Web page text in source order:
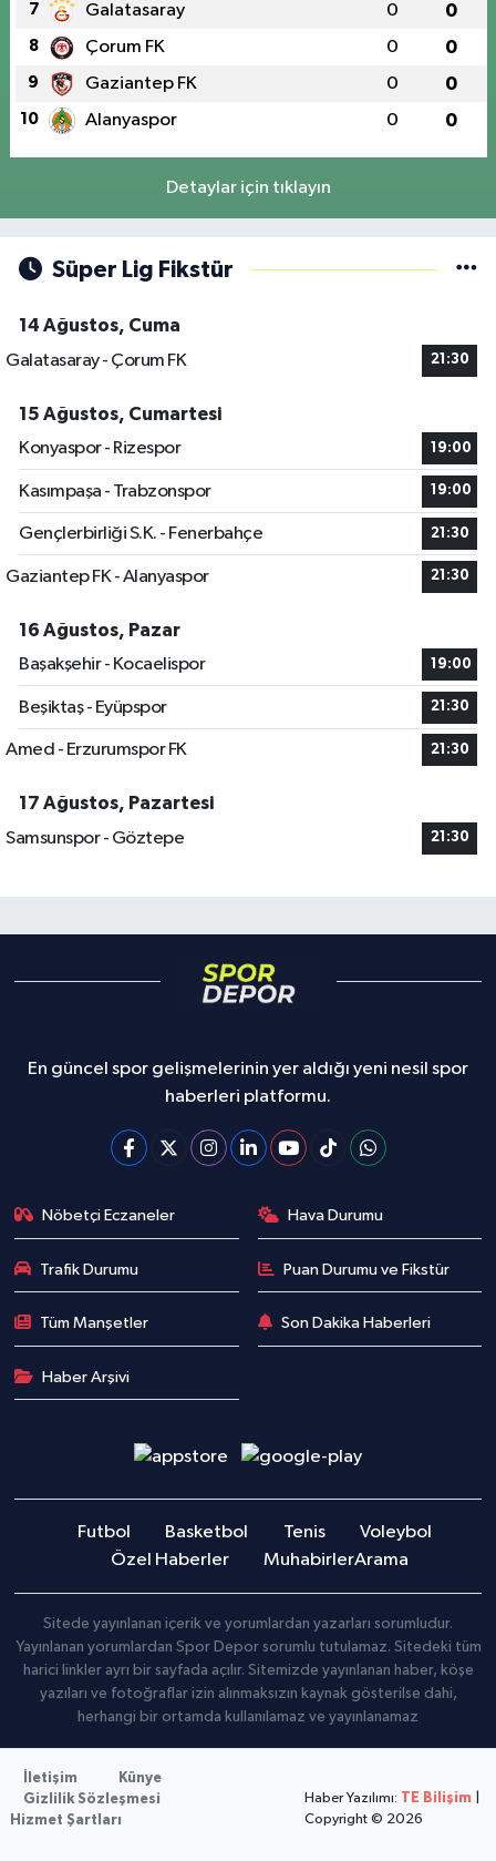
7 Galatasaray 0 0
8 Çorum FK 0 0
9 Gaziantep FK 0 0
10 Alanyaspor 0 0
Detaylar için tıklayın
Süper Lig Fikstür
14 Ağustos, Cuma
Galatasaray - Çorum FK
21:30
15 Ağustos, Cumartesi
Konyaspor - Rizespor
19:00
Kasımpaşa - Trabzonspor 19:00
Gençlerbirliği S.K. - Fenerbahçe 21:30
Gaziantep FK - Alanyaspor 21:30
16 Ağustos, Pazar
Başakşehir - Kocaelispor
19:00
Beşiktaş - Eyüpspor 21:30
Amed - Erzurumspor FK 21:30
17 Ağustos, Pazartesi
Samsunspor - Göztepe
21:30
En güncel spor gelişmelerinin yer aldığı yeni nesil spor
haberleri platformu.
Nöbetçi Eczaneler Hava Durumu
Trafik Durumu Puan Durumu ve Fikstür
Tüm Manşetler Son Dakika Haberleri
Haber Arşivi
Futbol Basketbol Tenis
Voleybol
Özel Haberler
MuhabirlerArama
Sitede yayınlanan içerik ve yorumlardan yazarları sorumludur.
Yayınlanan yorumlardan Spor Depor sorumlu tutulamaz. Sitedeki tüm
harici linkler ayrı bir sayfada açılır. Sitemizde yayınlanan haber, köşe
yazıları ve fotoğraflar izin alınmaksızın kaynak gösterilse dahi,
herhangi bir ortamda kullanılamaz ve yayınlanamaz
İletişim
Künye
Gizlilik Sözleşmesi
Hizmet Şartları
Haber Yazılımı: TE Bilişim
Copyright © 2026